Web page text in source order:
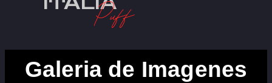
Puff
Galeria de Imagenes